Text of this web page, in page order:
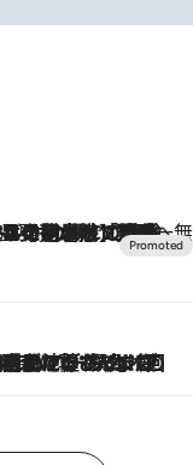
ト】唯一無二。癒しと発見が待つ場所へ
包まれて涼感マックス！約13℃の湧水かけ流しを避暑地「星野温泉 トンボの湯」で体験
手に再ブーム
の高速歌唱まで…さだまさし（74）のアグレッシブすぎる現在地